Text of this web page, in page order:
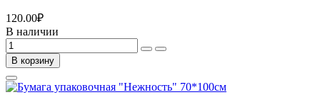
120.00₽
В наличии
В корзину